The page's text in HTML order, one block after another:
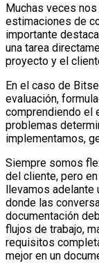
Muchas veces
estimaciones de
importante
una tarea
proyecto y el
En el caso de
evaluación,
comprendiendo el
problemas
implementamos,
Siempre somos
del cliente, pero
llevamos adelante
donde las
documentación
flujos de trabajo,
requisitos
mejor en un